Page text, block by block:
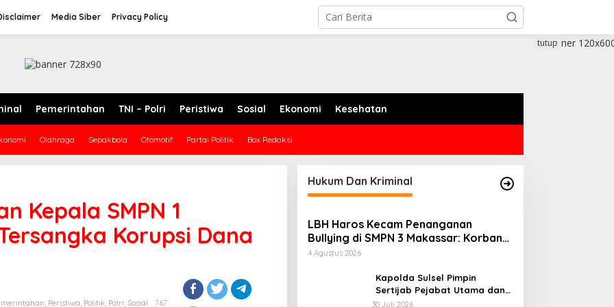
Media Siber Privacy Policy
Pemerintahan TNI – Polri Peristiwa Sosial Ekonomi Kesehatan
Olahraga Sepakbola Otomotif Partai Politik Box Redaksi
tutup
Kepala SMPN 1
Korupsi Dana
, Peristiwa, Politik, Polri, Sosial
767
Hukum Dan Kriminal
LBH Haros Kecam Penanganan
Bullying di SMPN 3 Makassar: Korban
Justru Dipaksa Pindah
4 Agustus 2026
Kapolda Sulsel Pimpin
Sertijab Pejabat Utama dan
Kapolres Jajaran Serta
30 Juli 2026